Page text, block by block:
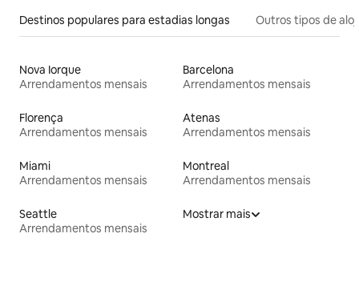
Destinos populares para estadias longas Outros tipos de
Nova Iorque
Arrendamentos mensais
Barcelona
Arrendamentos mensais
Florença
Arrendamentos mensais
Atenas
Arrendamentos mensais
Miami
Arrendamentos mensais
Montreal
Arrendamentos mensais
Seattle
Arrendamentos mensais
Mostrar mais